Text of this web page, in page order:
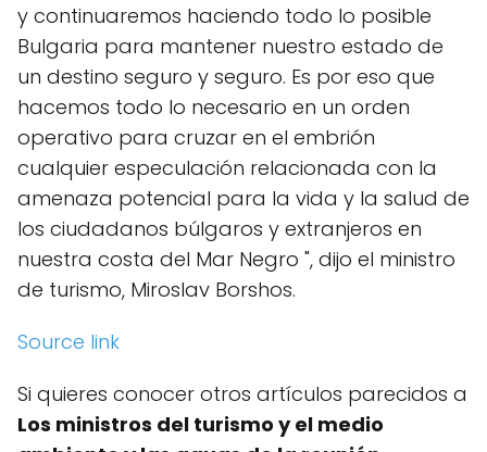
y continuaremos haciendo todo lo posible
Bulgaria para mantener nuestro estado de
un destino seguro y seguro. Es por eso que
hacemos todo lo necesario en un orden
operativo para cruzar en el embrión
cualquier especulación relacionada con la
amenaza potencial para la vida y la salud de
los ciudadanos búlgaros y extranjeros en
nuestra costa del Mar Negro ", dijo el ministro
de turismo, Miroslav Borshos.
Source link
Si quieres conocer otros artículos parecidos a
Los ministros del turismo y el medio